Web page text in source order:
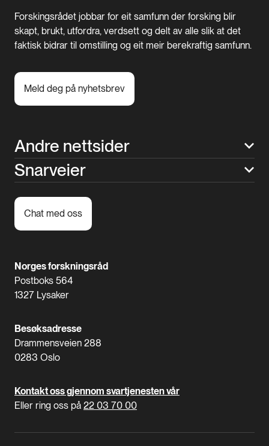
Forskingsrådet jobbar for eit samfunn der forsking blir
skapt, brukt, utfordra, verdsett og delt av alle slik at det
faktisk bidrar til omstilling og eit meir berekraftig samfunn.
Meld deg på nyhetsbrev
Andre nettsider
Snarveier
Chat med oss
Norges forskningsråd
Postboks 564
1327 Lysaker
Besøksadresse
Drammensveien 288
0283 Oslo
Kontakt oss gjennom svartjenesten vår
Eller ring oss på 22 03 70 00